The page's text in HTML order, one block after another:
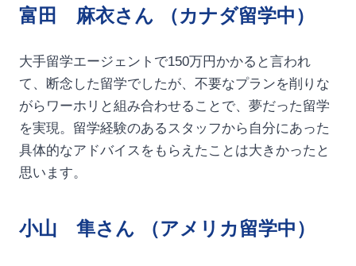
富田 麻衣さん （カナダ留学中）
大手留学エージェントで150万円かかると言われ
て、断念した留学でしたが、不要なプランを削りな
がらワーホリと組み合わせることで、夢だった留学
を実現。留学経験のあるスタッフから自分にあった
具体的なアドバイスをもらえたことは大きかったと
思います。
小山 隼さん （アメリカ留学中）